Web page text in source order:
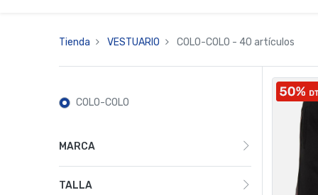
Tienda VESTUARIO COLO-COLO - 40 artículos
COLO-COLO
MARCA
TALLA